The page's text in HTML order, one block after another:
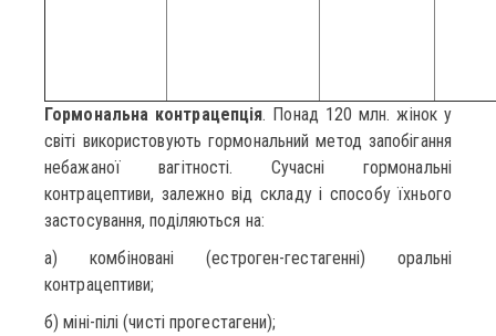
Гормональна контрацепція. Понад 120 млн. жінок у
світі використовують гормональний метод запобігання
небажаної вагітності. Сучасні гормональні
контрацептиви, залежно від складу і способу їхнього
застосування, поділяються на:
а) комбіновані (естроген-гестагенні) оральні
контрацептиви;
б) міні-пілі (чисті прогестагени);